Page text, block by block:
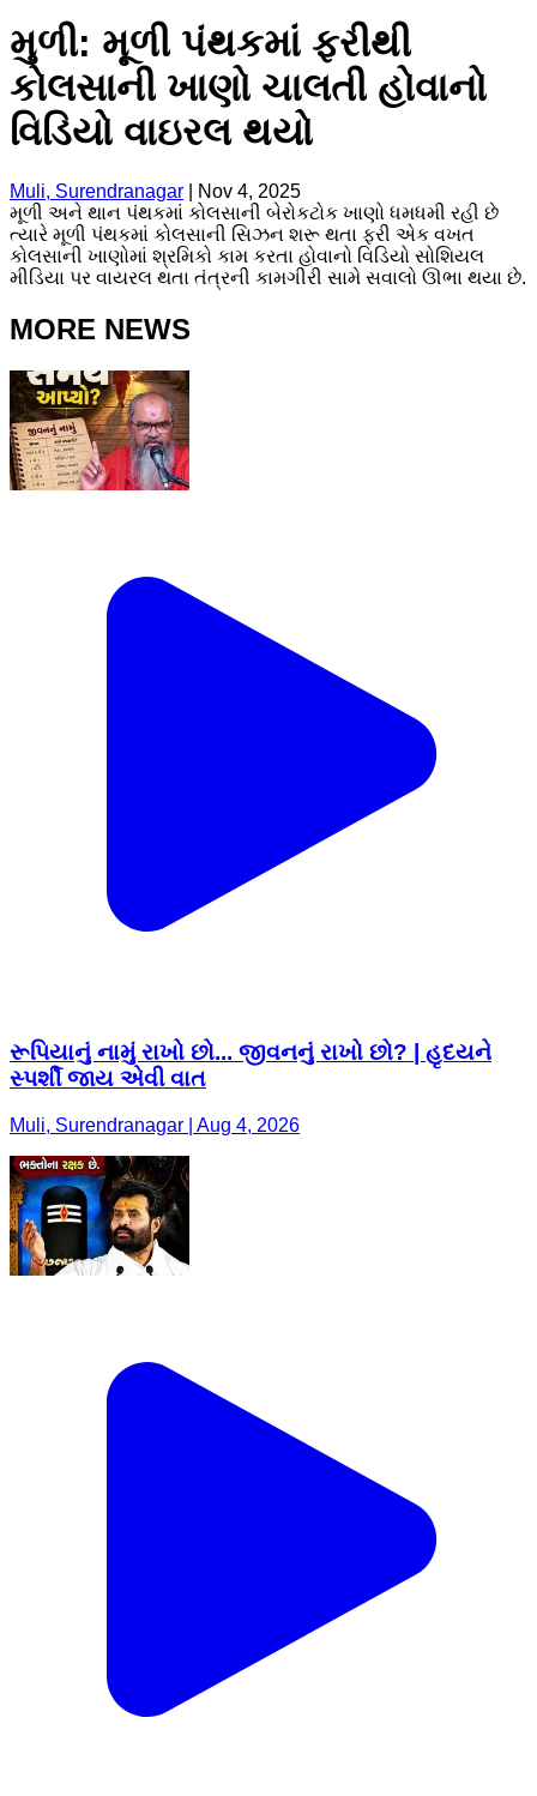
મુળી: મૂળી પંથકમાં ફરીથી
કોલસાની ખાણો ચાલતી હોવાનો
વિડિયો વાઇરલ થયો
Muli, Surendranagar
Nov 4, 2025
મૂળી અને થાન પંથકમાં કોલસાની બેરોકટોક ખાણો ધમધમી રહી છે
ત્યારે મૂળી પંથકમાં કોલસાની સિઝન શરૂ થતા ફરી એક વખત
કોલસાની ખાણોમાં શ્રમિકો કામ કરતા હોવાનો વિડિયો સોશિયલ
મીડિયા પર વાયરલ થતા તંત્રની કામગીરી સામે સવાલો ઊભા થયા છે.
MORE NEWS
રૂપિયાનું નામું રાખો છો... જીવનનું રાખો છો? | હૃદયને
સ્પર્શી જાય એવી વાત
Muli, Surendranagar | Aug 4, 2026